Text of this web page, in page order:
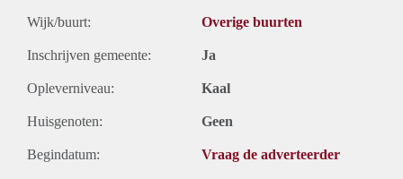
Wijk/buurt: Overige buurten
Inschrijven gemeente: Ja
Opleverniveau: Kaal
Huisgenoten: Geen
Begindatum: Vraag de adverteerder